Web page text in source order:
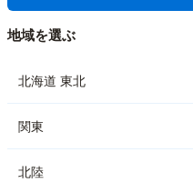
地域を選ぶ
北海道 東北
関東
北陸